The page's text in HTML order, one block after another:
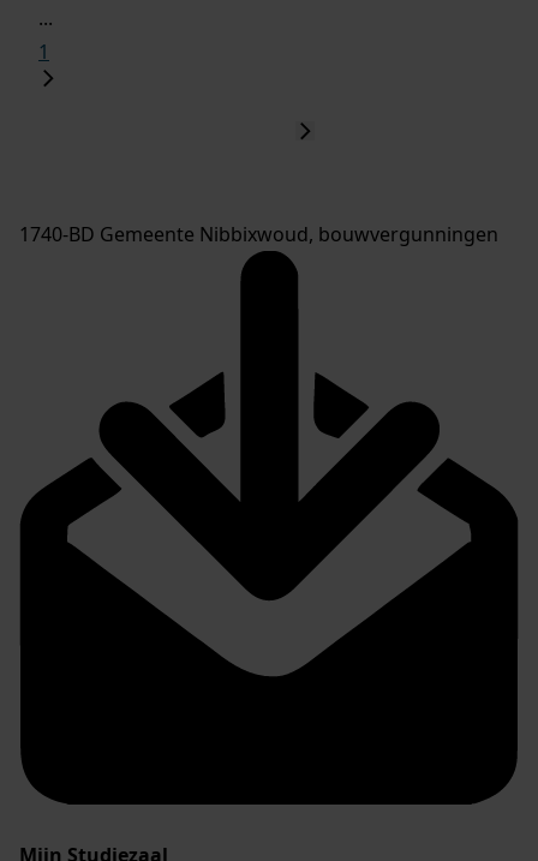
...
1
1740-BD Gemeente Nibbixwoud, bouwvergunningen
Mijn Studiezaal